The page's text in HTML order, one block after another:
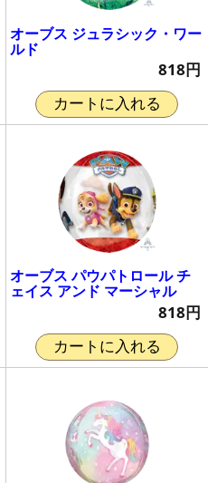
オーブス ジュラシック・ワー
ルド
818円
カートに入れる
オーブス パウパトロール チ
ェイス アンド マーシャル
818円
カートに入れる